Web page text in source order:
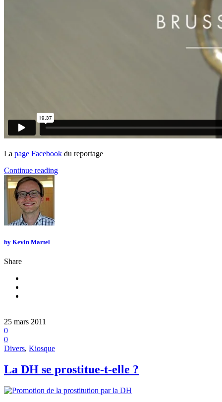
La page Facebook du reportage
Continue reading
by Kevin Martel
Share
25 mars 2011
0
0
Divers, Kiosque
La DH se prostitue-t-elle ?